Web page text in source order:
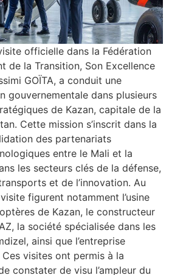
officielle dans la Fédération
de la Transition, Son Excellence
GOÏTA, a conduit une
gouvernementale dans plusieurs
de Kazan, capitale de la
Cette mission s’inscrit dans la
des partenariats
entre le Mali et la
les secteurs clés de la défense,
et de l’innovation. Au
figurent notamment l’usine
de Kazan, le constructeur
la société spécialisée dans les
ainsi que l’entreprise
visites ont permis à la
constater de visu l’ampleur du